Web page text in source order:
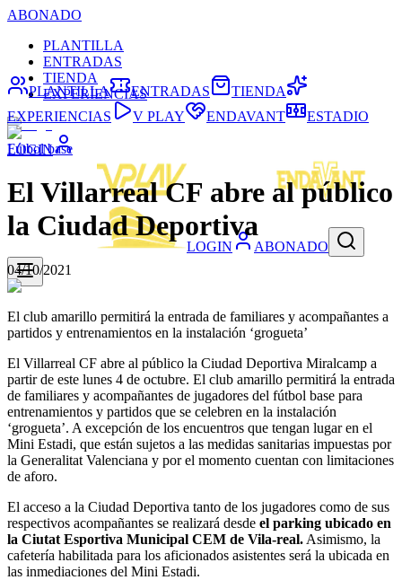
ABONADO
PLANTILLA
ENTRADAS
TIENDA
EXPERIENCIAS
LOGIN
LOGIN ABONADO
PLANTILLA ENTRADAS
TIENDA
EXPERIENCIAS
V PLAY ENDAVANT ESTADIO
Fútbol base
El Villarreal CF abre al público
la Ciudad Deportiva
04/10/2021
El club amarillo permitirá la entrada de familiares y acompañantes a
partidos y entrenamientos en la instalación ‘grogueta’
El Villarreal CF abre al público la Ciudad Deportiva Miralcamp a
partir de este lunes 4 de octubre. El club amarillo permitirá la entrada
de familiares y acompañantes de jugadores del fútbol base para
entrenamientos y partidos que se celebren en la instalación
‘grogueta’. A excepción de los encuentros que tengan lugar en el
Mini Estadi, que están sujetos a las medidas sanitarias impuestas por
la Generalitat Valenciana y por el momento cuentan con limitaciones
de aforo.
El acceso a la Ciudad Deportiva tanto de los jugadores como de sus
respectivos acompañantes se realizará desde el parking ubicado en
la Ciutat Esportiva Municipal CEM de Vila-real. Asimismo, la
cafetería habilitada para los aficionados asistentes será la ubicada en
las inmediaciones del Mini Estadi.